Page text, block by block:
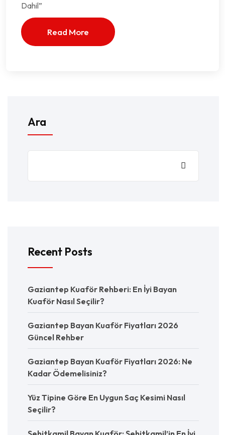
Dahil”
Read More
Ara
Recent Posts
Gaziantep Kuaför Rehberi: En İyi Bayan
Kuaför Nasıl Seçilir?
Gaziantep Bayan Kuaför Fiyatları 2026
Güncel Rehber
Gaziantep Bayan Kuaför Fiyatları 2026: Ne
Kadar Ödemelisiniz?
Yüz Tipine Göre En Uygun Saç Kesimi Nasıl
Seçilir?